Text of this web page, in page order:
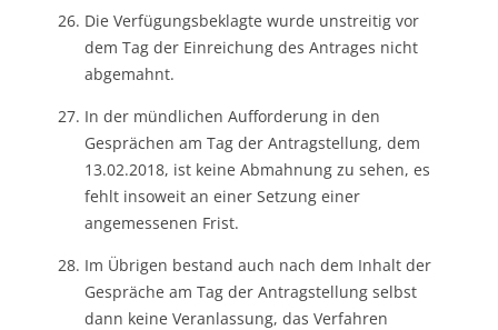
Die Verfügungsbeklagte wurde unstreitig vor
dem Tag der Einreichung des Antrages nicht
abgemahnt.
In der mündlichen Aufforderung in den
Gesprächen am Tag der Antragstellung, dem
13.02.2018, ist keine Abmahnung zu sehen, es
fehlt insoweit an einer Setzung einer
angemessenen Frist.
Im Übrigen bestand auch nach dem Inhalt der
Gespräche am Tag der Antragstellung selbst
dann keine Veranlassung, das Verfahren